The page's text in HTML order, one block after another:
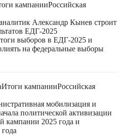
кампанииРоссийская
Александр Кынев строит
ЕДГ-2025
выборов в ЕДГ-2025 и
на федеральные выборы
Итоги кампанииРоссийская
мобилизация и
политической активизации
кампании 2025 года и